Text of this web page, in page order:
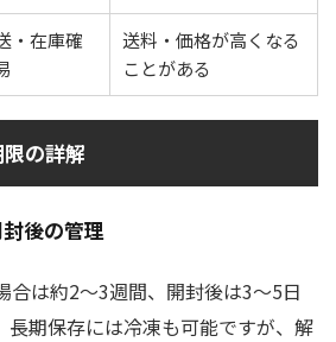
・在庫確
送料・価格が高くなる
ことがある
の詳解
後の管理
合は約2〜3週間、開封後は3〜5日
長期保存には冷凍も可能ですが、解